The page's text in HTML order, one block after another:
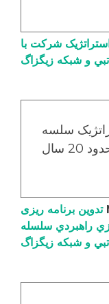
شرکت با
و شبکه زیگزاگ
سلسه
مراتبی و منظر برازنده هستم و حدود 20 سال
تدوین برنامه ریزی
راهبردي سلسله
و شبکه زیگزاگ